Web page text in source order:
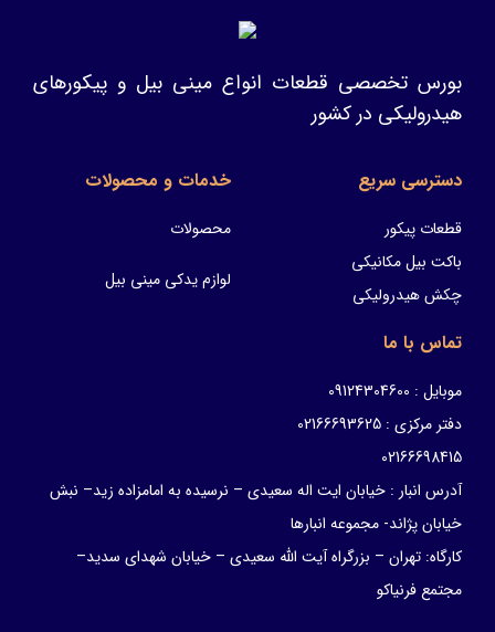
بورس تخصصی قطعات انواع مینی بیل و پیکورهای
هیدرولیکی در کشور
دسترسی سریع
قطعات پیکور
باکت بیل مکانیکی
چکش هیدرولیکی
خدمات و محصولات
محصولات
لوازم یدکی مینی بیل
تماس با ما
موبایل : 09124304600
دفتر مرکزی : 02166693625
02166698415
آدرس انبار : خیابان ایت اله سعیدی – نرسیده به امامزاده زید– نبش
خیابان پژاند- مجموعه انبارها
کارگاه: تهران – بزرگراه آیت الله سعیدی – خیابان شهدای سدید–
مجتمع فرنیاکو